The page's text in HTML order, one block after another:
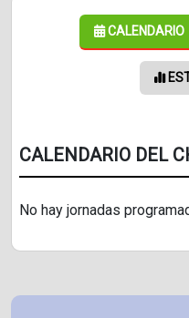
CALENDARIO
CALENDARIO DEL
No hay jornadas